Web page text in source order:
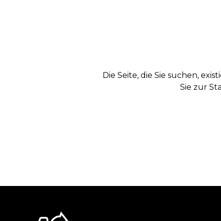
Die Seite, die Sie suchen,
Sie zur